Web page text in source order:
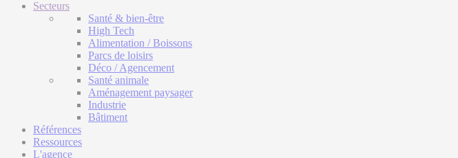
Secteurs
Santé & bien-être
High Tech
Alimentation / Boissons
Parcs de loisirs
Déco / Agencement
Santé animale
Aménagement paysager
Industrie
Bâtiment
Références
Ressources
L'agence